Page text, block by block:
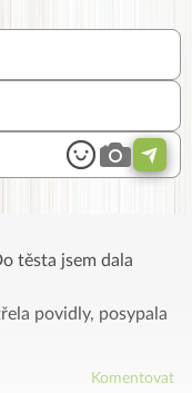
těsta jsem dala
povidly, posypala
Komentovat